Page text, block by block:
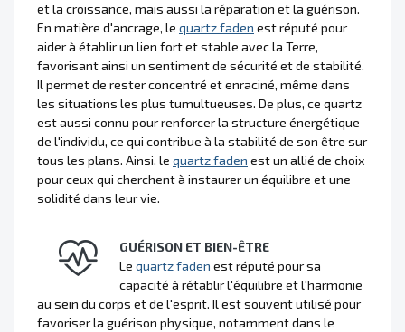
et la croissance, mais aussi la réparation et la guérison.
En matière d'ancrage, le quartz faden est réputé pour
aider à établir un lien fort et stable avec la Terre,
favorisant ainsi un sentiment de sécurité et de stabilité.
Il permet de rester concentré et enraciné, même dans
les situations les plus tumultueuses. De plus, ce quartz
est aussi connu pour renforcer la structure énergétique
de l'individu, ce qui contribue à la stabilité de son être sur
tous les plans. Ainsi, le quartz faden est un allié de choix
pour ceux qui cherchent à instaurer un équilibre et une
solidité dans leur vie.
GUÉRISON ET BIEN-ÊTRE
Le quartz faden est réputé pour sa
capacité à rétablir l'équilibre et l'harmonie
au sein du corps et de l'esprit. Il est souvent utilisé pour
favoriser la guérison physique, notamment dans le